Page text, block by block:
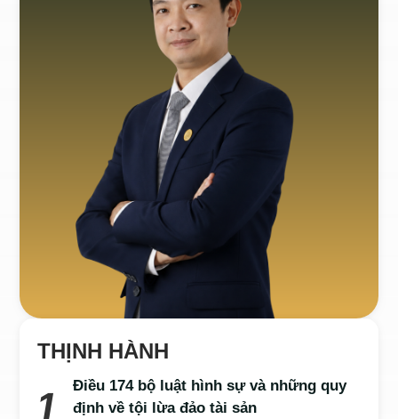
THỊNH HÀNH
Điều 174 bộ luật hình sự và những quy
định về tội lừa đảo tài sản